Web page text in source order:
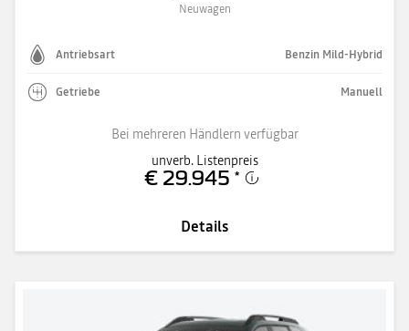
Neuwagen
Antriebsart Benzin Mild-Hybrid
Getriebe Manuell
Bei mehreren Händlern verfügbar
unverb. Listenpreis
€ 29.945 *
Details